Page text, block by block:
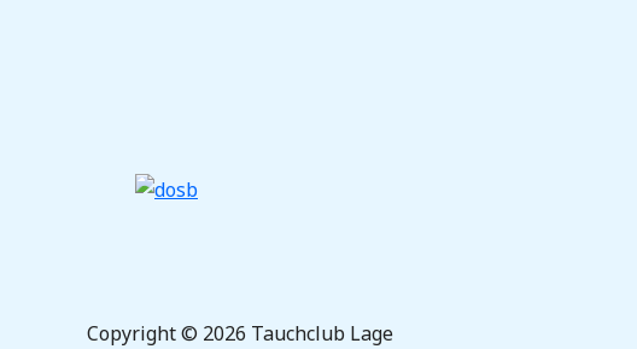
Copyright © 2026 Tauchclub Lage